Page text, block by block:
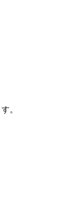
。